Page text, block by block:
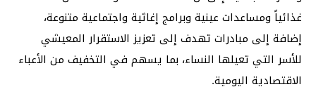
غذائياً ومساعدات عينية وبرامج إغاثية واجتماعية متنوعة،
إضافة إلى مبادرات تهدف إلى تعزيز الاستقرار المعيشي
للأسر التي تعيلها النساء، بما يسهم في التخفيف من الأعباء
الاقتصادية اليومية.